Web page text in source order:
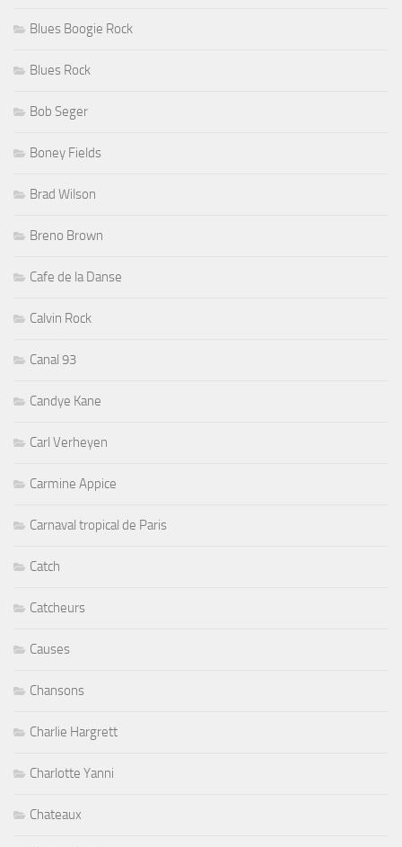
Blues Boogie Rock
Blues Rock
Bob Seger
Boney Fields
Brad Wilson
Breno Brown
Cafe de la Danse
Calvin Rock
Canal 93
Candye Kane
Carl Verheyen
Carmine Appice
Carnaval tropical de Paris
Catch
Catcheurs
Causes
Chansons
Charlie Hargrett
Charlotte Yanni
Chateaux